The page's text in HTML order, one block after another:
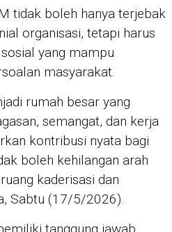
tidak boleh hanya terjebak
organisasi, tetapi harus
yang mampu
masyarakat.
rumah besar yang
semangat, dan kerja
kontribusi nyata bagi
boleh kehilangan arah
kaderisasi dan
Sabtu (17/5/2026).
tanggung jawab